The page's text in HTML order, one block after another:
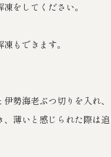
をしてください。
もできます。
勢海老ぶつ切りを入れ
薄いと感じられた際は